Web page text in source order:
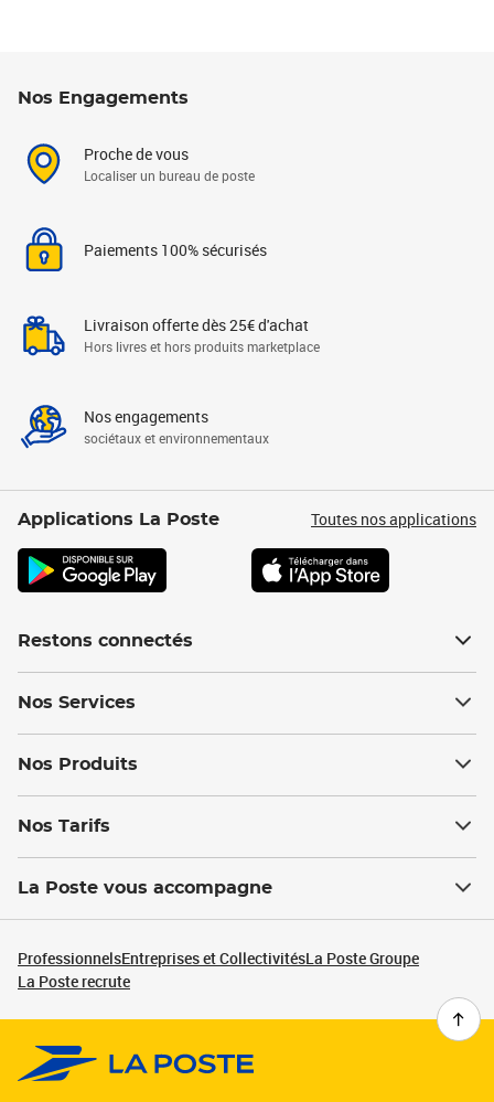
Nos Engagements
Proche de vous
Localiser un bureau de poste
Paiements 100% sécurisés
Livraison offerte dès 25€ d'achat
Hors livres et hors produits marketplace
Nos engagements
sociétaux et environnementaux
Applications La Poste Toutes nos applications
Restons connectés
Nos Services
Nos Produits
Nos Tarifs
La Poste vous accompagne
ProfessionnelsEntreprises et CollectivitésLa Poste Groupe
La Poste recrute